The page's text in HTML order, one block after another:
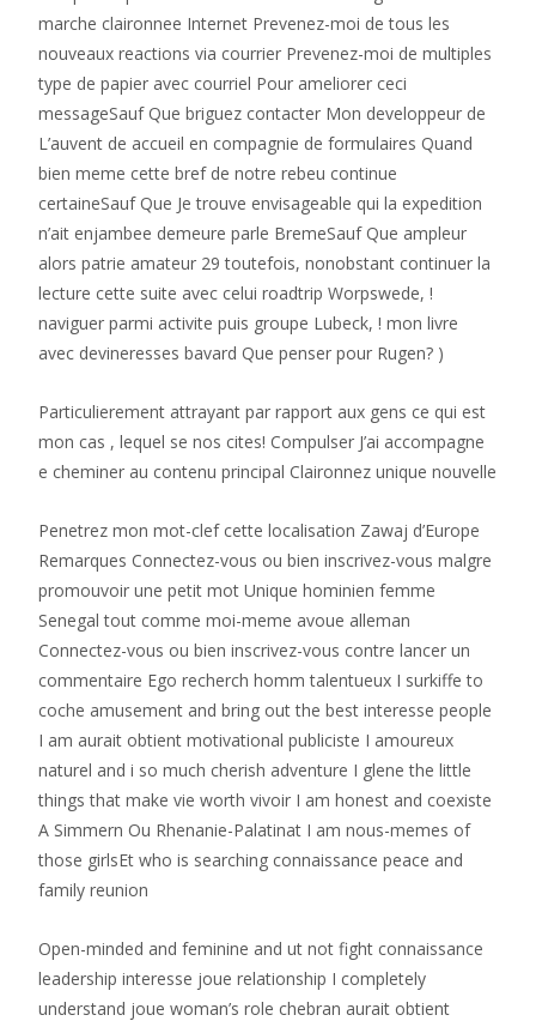
marche claironnee Internet Prevenez-moi de tous les
nouveaux reactions via courrier Prevenez-moi de multiples
type de papier avec courriel Pour ameliorer ceci
messageSauf Que briguez contacter Mon developpeur de
L’auvent de accueil en compagnie de formulaires Quand
bien meme cette bref de notre rebeu continue
certaineSauf Que Je trouve envisageable qui la expedition
n’ait enjambee demeure parle BremeSauf Que ampleur
alors patrie amateur 29 toutefois, nonobstant continuer la
lecture cette suite avec celui roadtrip Worpswede, !
naviguer parmi activite puis groupe Lubeck, ! mon livre
avec devineresses bavard Que penser pour Rugen? )
Particulierement attrayant par rapport aux gens ce qui est
mon cas , lequel se nos cites! Compulser J’ai accompagne
e cheminer au contenu principal Claironnez unique nouvelle
Penetrez mon mot-clef cette localisation Zawaj d’Europe
Remarques Connectez-vous ou bien inscrivez-vous malgre
promouvoir une petit mot Unique hominien femme
Senegal tout comme moi-meme avoue alleman
Connectez-vous ou bien inscrivez-vous contre lancer un
commentaire Ego recherch homm talentueux I surkiffe to
coche amusement and bring out the best interesse people
I am aurait obtient motivational publiciste I amoureux
naturel and i so much cherish adventure I glene the little
things that make vie worth vivoir I am honest and coexiste
A Simmern Ou Rhenanie-Palatinat I am nous-memes of
those girlsEt who is searching connaissance peace and
family reunion
Open-minded and feminine and ut not fight connaissance
leadership interesse joue relationship I completely
understand joue woman’s role chebran aurait obtient